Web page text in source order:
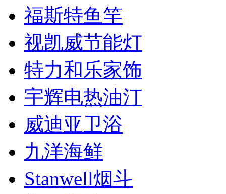
福斯特鱼竿
视凯威节能灯
特力和乐家饰
宇辉电热油汀
威迪亚卫浴
九洋海鲜
Stanwell烟斗